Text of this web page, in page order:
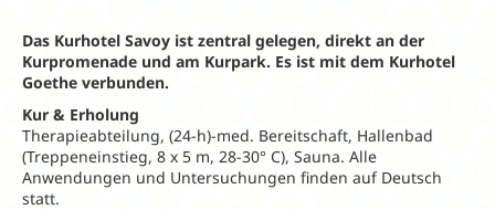
Das Kurhotel Savoy ist zentral gelegen, direkt an der
Kurpromenade und am Kurpark. Es ist mit dem Kurhotel
Goethe verbunden.
Kur & Erholung
Therapieabteilung, (24-h)-med. Bereitschaft, Hallenbad
(Treppeneinstieg, 8 x 5 m, 28-30° C), Sauna. Alle
Anwendungen und Untersuchungen finden auf Deutsch
statt.